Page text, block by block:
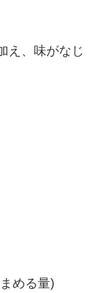
え、味がなじ
める量)